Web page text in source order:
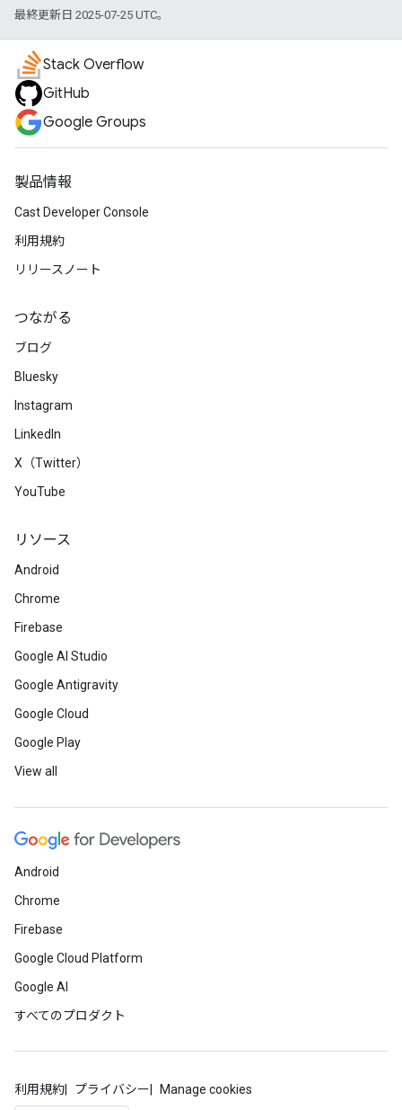
最終更新日 2025-07-25 UTC。
Stack Overflow
GitHub
Google Groups
製品情報
Cast Developer Console
利用規約
リリースノート
つながる
ブログ
Bluesky
Instagram
LinkedIn
X（Twitter）
YouTube
リソース
Android
Chrome
Firebase
Google AI Studio
Google Antigravity
Google Cloud
Google Play
View all
Android
Chrome
Firebase
Google Cloud Platform
Google AI
すべてのプロダクト
利用規約 プライバシー Manage cookies